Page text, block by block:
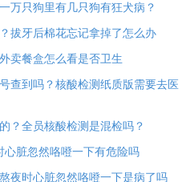
万只狗里有几只狗有狂犬病？
拔牙后棉花忘记拿掉了怎么办
卖餐盒怎么看是否卫生
查到吗？核酸检测纸质版需要去医
？全员核酸检测是混检吗？
心脏忽然咯噔一下有危险吗
夜时心脏忽然咯噔一下是病了吗